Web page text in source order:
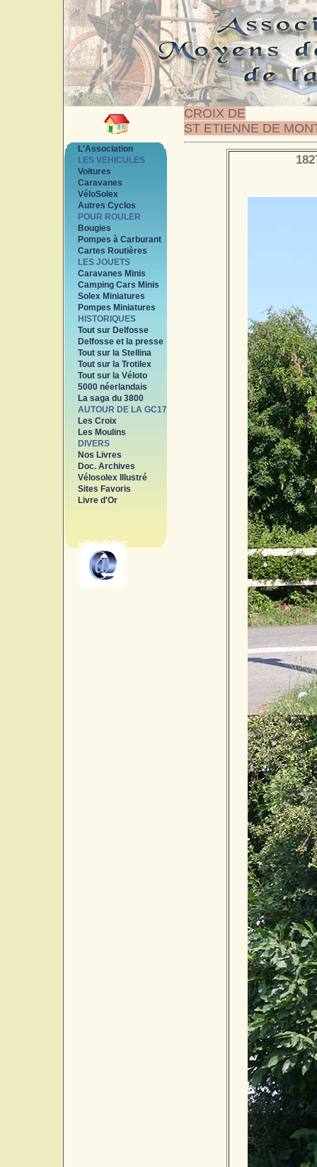
CROIX DE
ST ETIENNE DE
L'Association
LES VEHICULES
Voitures
Caravanes
VéloSolex
Autres Cyclos
POUR ROULER
Bougies
Pompes à Carburant
Cartes Routières
LES JOUETS
Caravanes Minis
Camping Cars Minis
Solex Miniatures
Pompes Miniatures
HISTORIQUES
Tout sur Delfosse
Delfosse et la presse
Tout sur la Stellina
Tout sur la Trotilex
Tout sur la Véloto
5000 néerlandais
La saga du 3800
AUTOUR DE LA GC17
Les Croix
Les Moulins
DIVERS
Nos Livres
Doc. Archives
Vélosolex Illustré
Sites Favoris
Livre d'Or